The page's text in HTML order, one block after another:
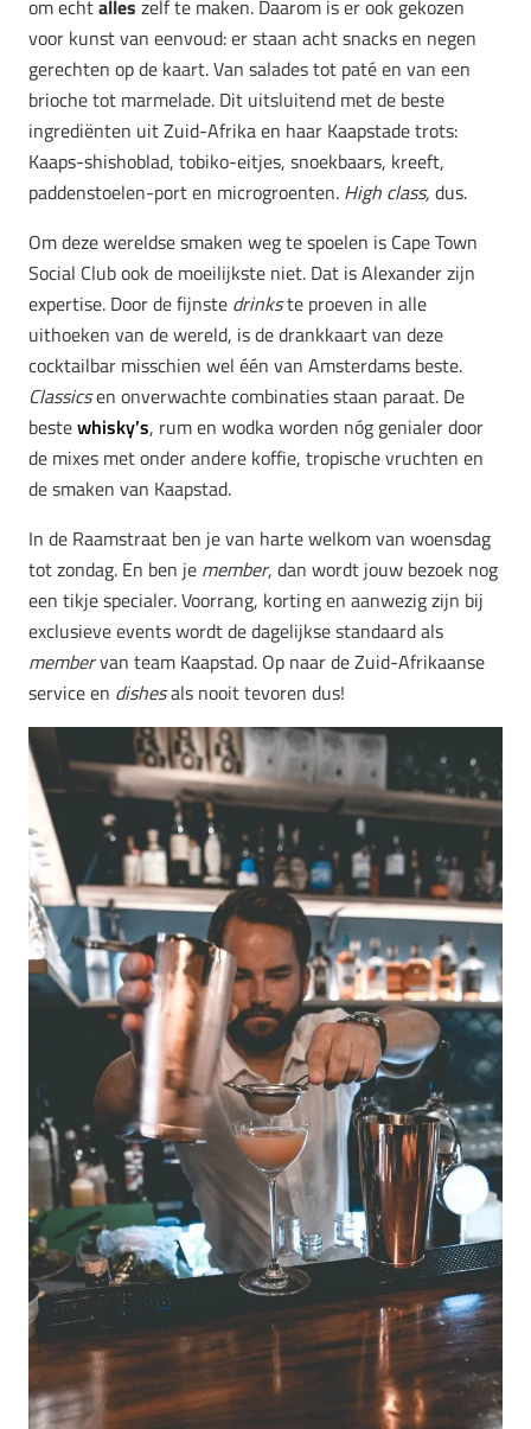
om echtalles zelf te maken. Daarom is er ook gekozen
voor kunst van eenvoud: er staan acht snacks en negen
gerechten op de kaart. Van salades tot paté en van een
brioche tot marmelade. Dit uitsluitend met de beste
ingrediënten uit Zuid-Afrika en haar Kaapstade trots:
Kaaps-shishoblad, tobiko-eitjes, snoekbaars, kreeft,
paddenstoelen-port en microgroenten. High class, dus.
Om deze wereldse smaken weg te spoelen is Cape Town
Social Club ook de moeilijkste niet. Dat is Alexander zijn
expertise. Door de fijnste drinkste proeven in alle
uithoeken van de wereld, is de drankkaart van deze
cocktailbar misschien wel één van Amsterdams beste.
Classicsen onverwachte combinaties staan paraat. De
bestewhisky’s, rum en wodka worden nóg genialer door
de mixes met onder andere koffie, tropische vruchten en
de smaken van Kaapstad.
In de Raamstraat ben je van harte welkom van woensdag
tot zondag. En ben je member, dan wordt jouw bezoek nog
een tikje specialer. Voorrang, korting en aanwezig zijn bij
exclusieve events wordt de dagelijkse standaard als
membervan team Kaapstad. Op naar de Zuid-Afrikaanse
service en dishesals nooit tevoren dus!